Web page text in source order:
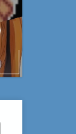
down